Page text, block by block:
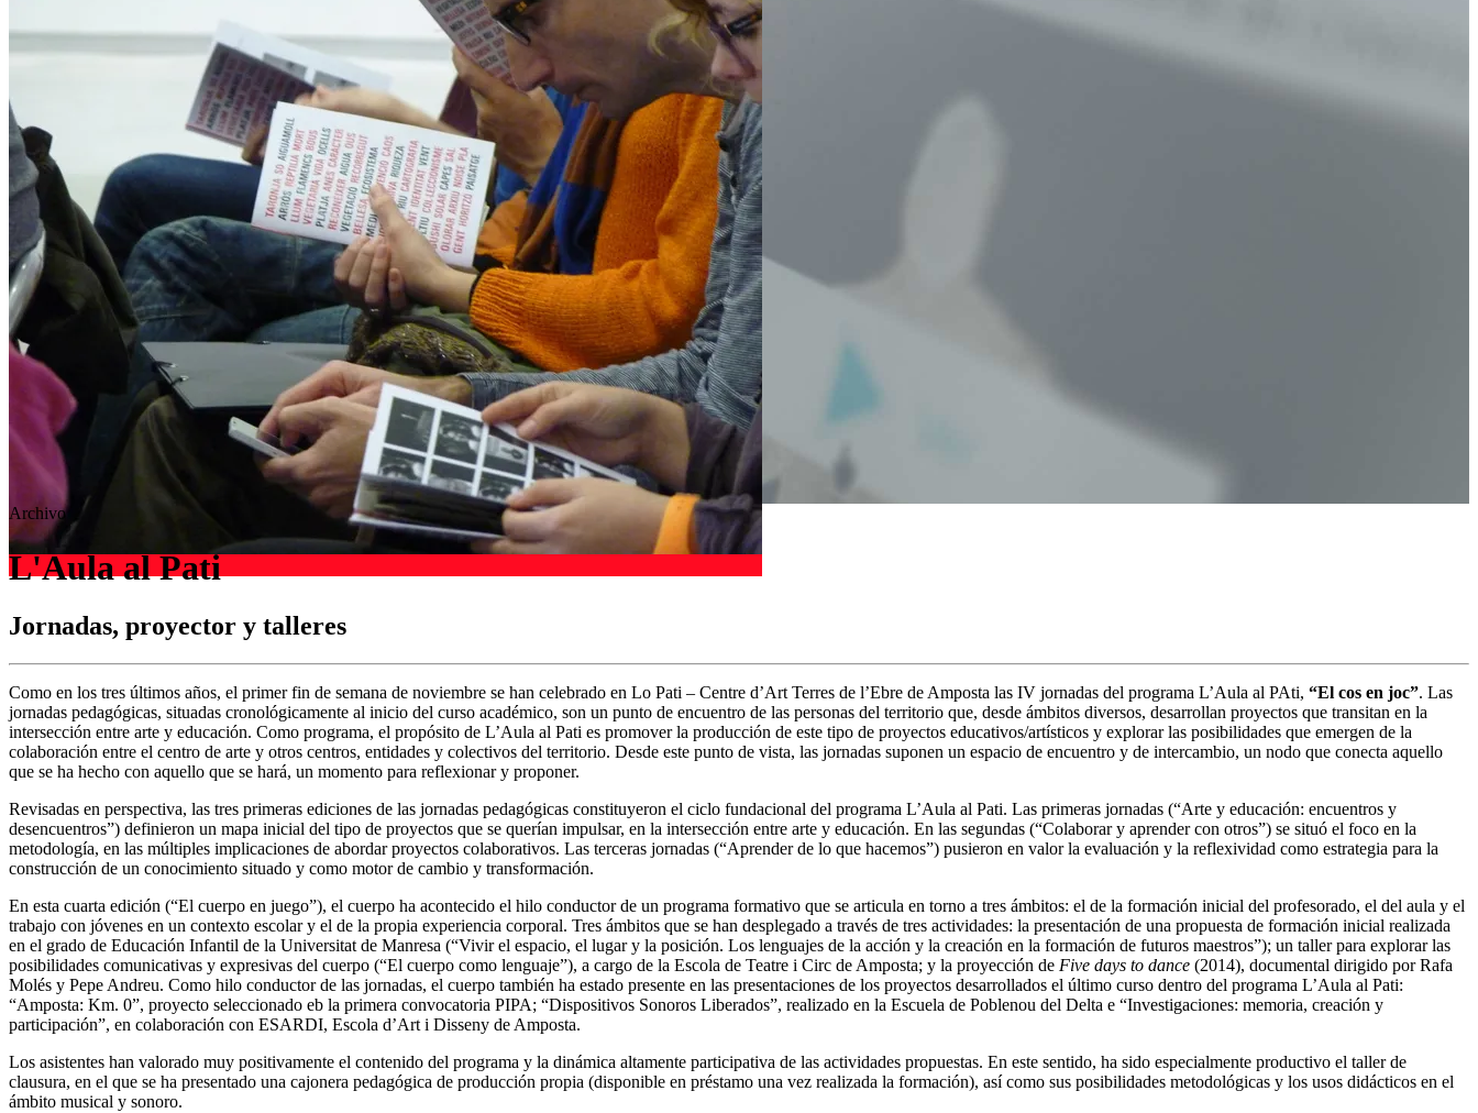
Archivo
L'Aula al Pati
Jornadas, proyector y talleres
Como en los tres últimos años, el primer fin de semana de noviembre se han celebrado en Lo Pati – Centre d’Art Terres de l’Ebre de Amposta las IV jornadas del programa L’Aula al PAti, “El cos en joc”. Las
jornadas pedagógicas, situadas cronológicamente al inicio del curso académico, son un punto de encuentro de las personas del territorio que, desde ámbitos diversos, desarrollan proyectos que transitan en la
intersección entre arte y educación. Como programa, el propósito de L’Aula al Pati es promover la producción de este tipo de proyectos educativos/artísticos y explorar las posibilidades que emergen de la
colaboración entre el centro de arte y otros centros, entidades y colectivos del territorio. Desde este punto de vista, las jornadas suponen un espacio de encuentro y de intercambio, un nodo que conecta aquello
que se ha hecho con aquello que se hará, un momento para reflexionar y proponer.
Revisadas en perspectiva, las tres primeras ediciones de las jornadas pedagógicas constituyeron el ciclo fundacional del programa L’Aula al Pati. Las primeras jornadas (“Arte y educación: encuentros y
desencuentros”) definieron un mapa inicial del tipo de proyectos que se querían impulsar, en la intersección entre arte y educación. En las segundas (“Colaborar y aprender con otros”) se situó el foco en la
metodología, en las múltiples implicaciones de abordar proyectos colaborativos. Las terceras jornadas (“Aprender de lo que hacemos”) pusieron en valor la evaluación y la reflexividad como estrategia para la
construcción de un conocimiento situado y como motor de cambio y transformación.
En esta cuarta edición (“El cuerpo en juego”), el cuerpo ha acontecido el hilo conductor de un programa formativo que se articula en torno a tres ámbitos: el de la formación inicial del profesorado, el del aula y el
trabajo con jóvenes en un contexto escolar y el de la propia experiencia corporal. Tres ámbitos que se han desplegado a través de tres actividades: la presentación de una propuesta de formación inicial realizada
en el grado de Educación Infantil de la Universitat de Manresa (“Vivir el espacio, el lugar y la posición. Los lenguajes de la acción y la creación en la formación de futuros maestros”); un taller para explorar las
posibilidades comunicativas y expresivas del cuerpo (“El cuerpo como lenguaje”), a cargo de la Escola de Teatre i Circ de Amposta; y la proyección de Five days to dance (2014), documental dirigido por Rafa
Molés y Pepe Andreu. Como hilo conductor de las jornadas, el cuerpo también ha estado presente en las presentaciones de los proyectos desarrollados el último curso dentro del programa L’Aula al Pati:
“Amposta: Km. 0”, proyecto seleccionado eb la primera convocatoria PIPA; “Dispositivos Sonoros Liberados”, realizado en la Escuela de Poblenou del Delta e “Investigaciones: memoria, creación y
participación”, en colaboración con ESARDI, Escola d’Art i Disseny de Amposta.
Los asistentes han valorado muy positivamente el contenido del programa y la dinámica altamente participativa de las actividades propuestas. En este sentido, ha sido especialmente productivo el taller de
clausura, en el que se ha presentado una cajonera pedagógica de producción propia (disponible en préstamo una vez realizada la formación), así como sus posibilidades metodológicas y los usos didácticos en el
ámbito musical y sonoro.